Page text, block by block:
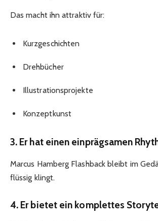
Das macht ihn attraktiv für:
Kurzgeschichten
Drehbücher
Illustrationsprojekte
Konzeptkunst
3. Er hat einen einprägsamen
Marcus Hamberg Flashback bleibt im
flüssig klingt.
4. Er bietet ein komplettes